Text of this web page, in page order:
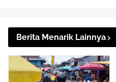
Berita Menarik Lainnya